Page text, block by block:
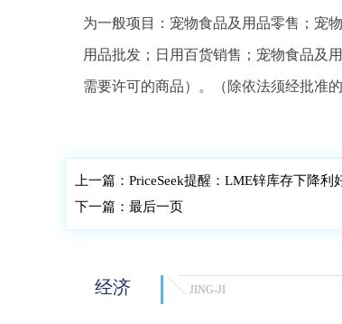
为一般项目：宠物食品及用品零售；宠
用品批发；日用百货销售；宠物食品及
需要许可的商品）。（除依法须经批准
上一篇： PriceSeek提醒：LME锌库存下降利
下一篇： 最后一页
经济 JING-JI